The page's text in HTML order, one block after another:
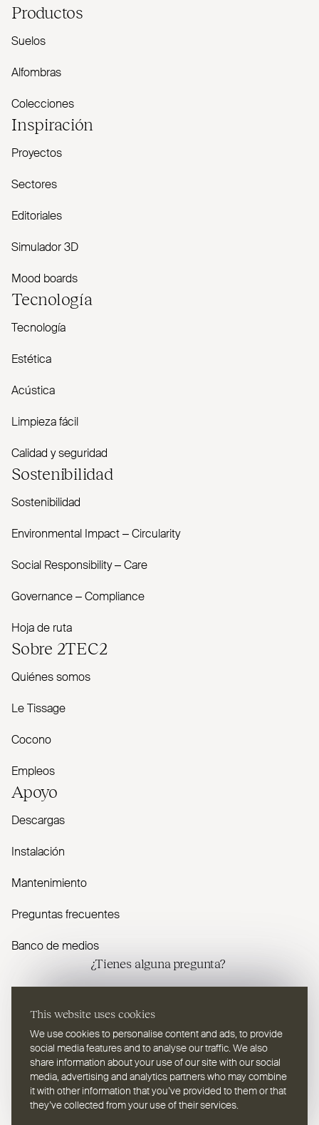
This website uses cookies
We use cookies to personalise content and ads, to provide
social media features and to analyse our traffic. We also
share information about your use of our site with our social
media, advertising and analytics partners who may combine
it with other information that you’ve provided to them or that
they’ve collected from your use of their services.
Productos
Suelos
Alfombras
Colecciones
Inspiración
Proyectos
Sectores
Editoriales
Simulador 3D
Mood boards
Tecnología
Tecnología
Estética
Acústica
Limpieza fácil
Calidad y seguridad
Sostenibilidad
Sostenibilidad
Envi­ronmental Impact – Cir­cularity
Social Responsibility – Care
Governance – Com­pliance
Hoja de ruta
Sobre 2TEC2
Quiénes somos
Le Tissage
Cocono
Empleos
Apoyo
Descargas
Instalación
Mantenimiento
Preguntas frecuentes
Banco de medios
¿Tienes alguna pregunta?
Contáctenos
Seleccione un idioma
ES